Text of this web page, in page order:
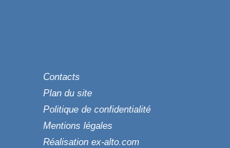
Contacts
Plan du site
Politique de confidentialité
Mentions légales
Réalisation ex-alto.com